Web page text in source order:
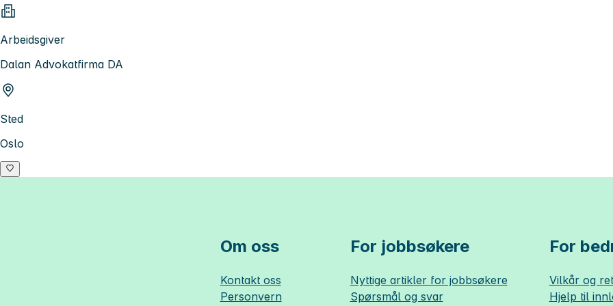
Arbeidsgiver
Dalan Advokatfirma DA
Sted
Oslo
Om oss
Kontakt oss
Personvern
For jobbsøkere
Nyttige artikler for jobbsøkere
Spørsmål og svar
For
Vilkår og
Hjelp til